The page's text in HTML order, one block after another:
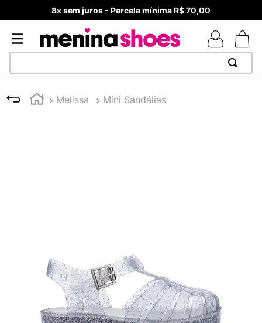
8x sem juros - Parcela mínima R$ 70,00
Melissa Mini Sandálias
1
TÊNIS NEWS BALANCE 530
VEJA COUNTRY
NEW 530